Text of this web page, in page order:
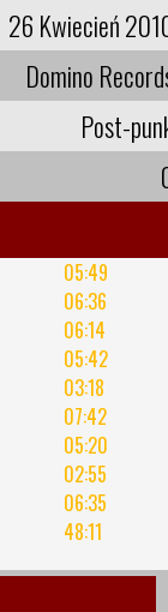
26 Kwiecień
Domino
Post-
05:49
06:36
06:14
05:42
03:18
07:42
05:20
02:55
06:35
48:11